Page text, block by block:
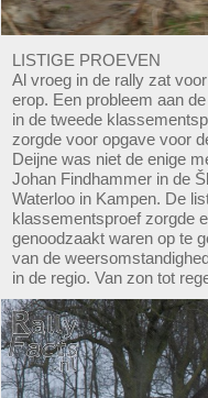
LISTIGE PROEVEN
Al vroeg in de rally zat
erop. Een probleem aan
in de tweede
zorgde voor opgave voor
Deijne was niet de enige
Johan Findhammer in de
Waterloo in Kampen. De
klassementsproef zorgde
genoodzaakt waren op te
van de
in de regio. Van zon tot